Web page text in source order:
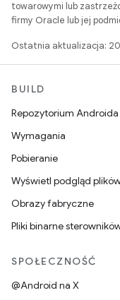
towarowymi lub
firmy Oracle lub jej
Ostatnia aktualizacja:
BUILD
Repozytorium Androida
Wymagania
Pobieranie
Wyświetl podgląd
Obrazy fabryczne
Pliki binarne
SPOŁECZNOŚĆ
@Android na X